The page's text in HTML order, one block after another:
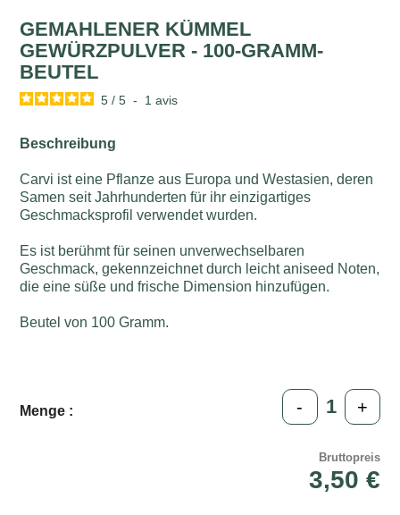
GEMAHLENER KÜMMEL
GEWÜRZPULVER - 100-GRAMM-
BEUTEL
5 / 5 - 1avis
Beschreibung
Carvi ist eine Pflanze aus Europa und Westasien, deren
Samen seit Jahrhunderten für ihr einzigartiges
Geschmacksprofil verwendet wurden.
Es ist berühmt für seinen unverwechselbaren
Geschmack, gekennzeichnet durch leicht aniseed Noten,
die eine süße und frische Dimension hinzufügen.
Beutel von 100 Gramm.
Menge : - +
Bruttopreis
3,50 €